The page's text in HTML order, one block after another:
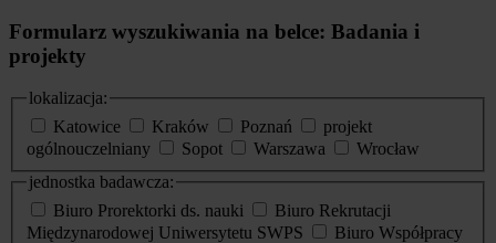
Formularz wyszukiwania na belce: Badania i
projekty
lokalizacja:
Katowice
Kraków Poznań
projekt
ogólnouczelniany
Sopot Warszawa
Wrocław
jednostka badawcza:
Biuro Prorektorki ds. nauki
Biuro Rekrutacji
Międzynarodowej Uniwersytetu SWPS
Biuro Współpracy